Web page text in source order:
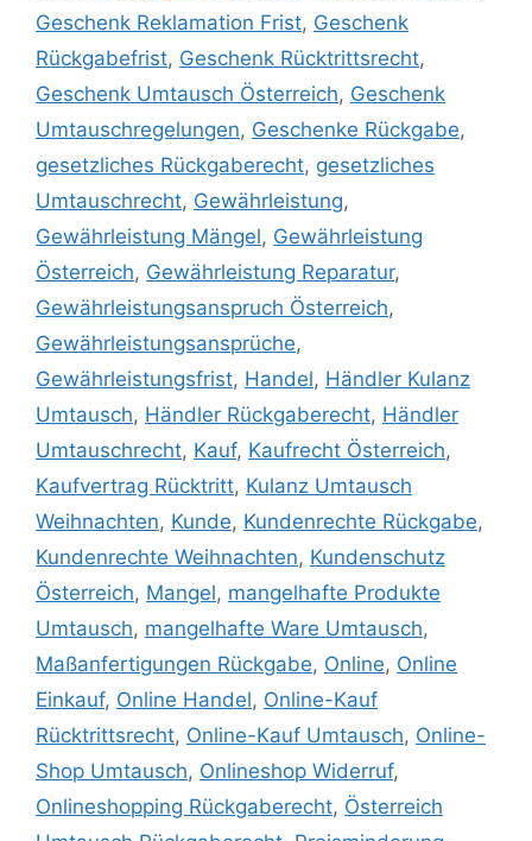
Geschenk Reklamation Frist, Geschenk
Rückgabefrist, Geschenk Rücktrittsrecht,
Geschenk Umtausch Österreich, Geschenk
Umtauschregelungen, Geschenke Rückgabe,
gesetzliches Rückgaberecht, gesetzliches
Umtauschrecht, Gewährleistung,
Gewährleistung Mängel, Gewährleistung
Österreich, Gewährleistung Reparatur,
Gewährleistungsanspruch Österreich,
Gewährleistungsansprüche,
Gewährleistungsfrist, Handel, Händler Kulanz
Umtausch, Händler Rückgaberecht, Händler
Umtauschrecht, Kauf, Kaufrecht Österreich,
Kaufvertrag Rücktritt, Kulanz Umtausch
Weihnachten, Kunde, Kundenrechte Rückgabe,
Kundenrechte Weihnachten, Kundenschutz
Österreich, Mangel, mangelhafte Produkte
Umtausch, mangelhafte Ware Umtausch,
Maßanfertigungen Rückgabe, Online, Online
Einkauf, Online Handel, Online-Kauf
Rücktrittsrecht, Online-Kauf Umtausch, Online-
Shop Umtausch, Onlineshop Widerruf,
Onlineshopping Rückgaberecht, Österreich